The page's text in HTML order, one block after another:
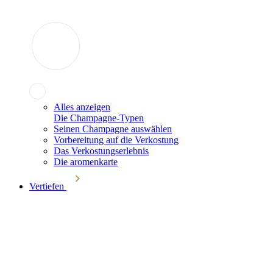
Alles anzeigen
Die Champagne-Typen
Seinen Champagne auswählen
Vorbereitung auf die Verkostung
Das Verkostungserlebnis
Die aromenkarte
Vertiefen